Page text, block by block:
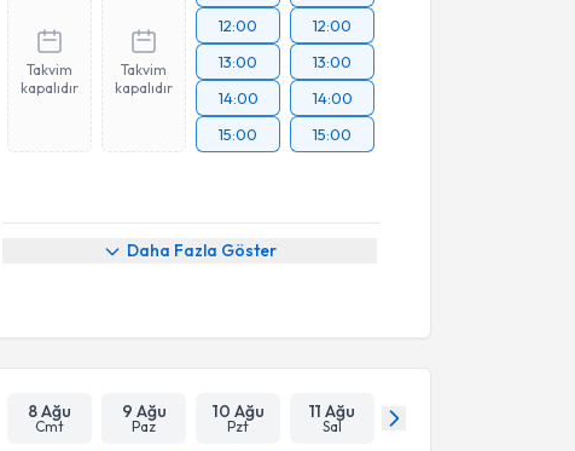
Takvim
kapalıdır
Takvim
kapalıdır
12:00
13:00
14:00
15:00
12:00
13:00
14:00
15:00
Daha Fazla Göster
8 Ağu
Cmt
9 Ağu
Paz
10 Ağu
Pzt
11 Ağu
Sal